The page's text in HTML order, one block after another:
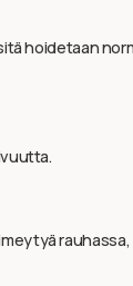
hoidetaan
rauhassa,